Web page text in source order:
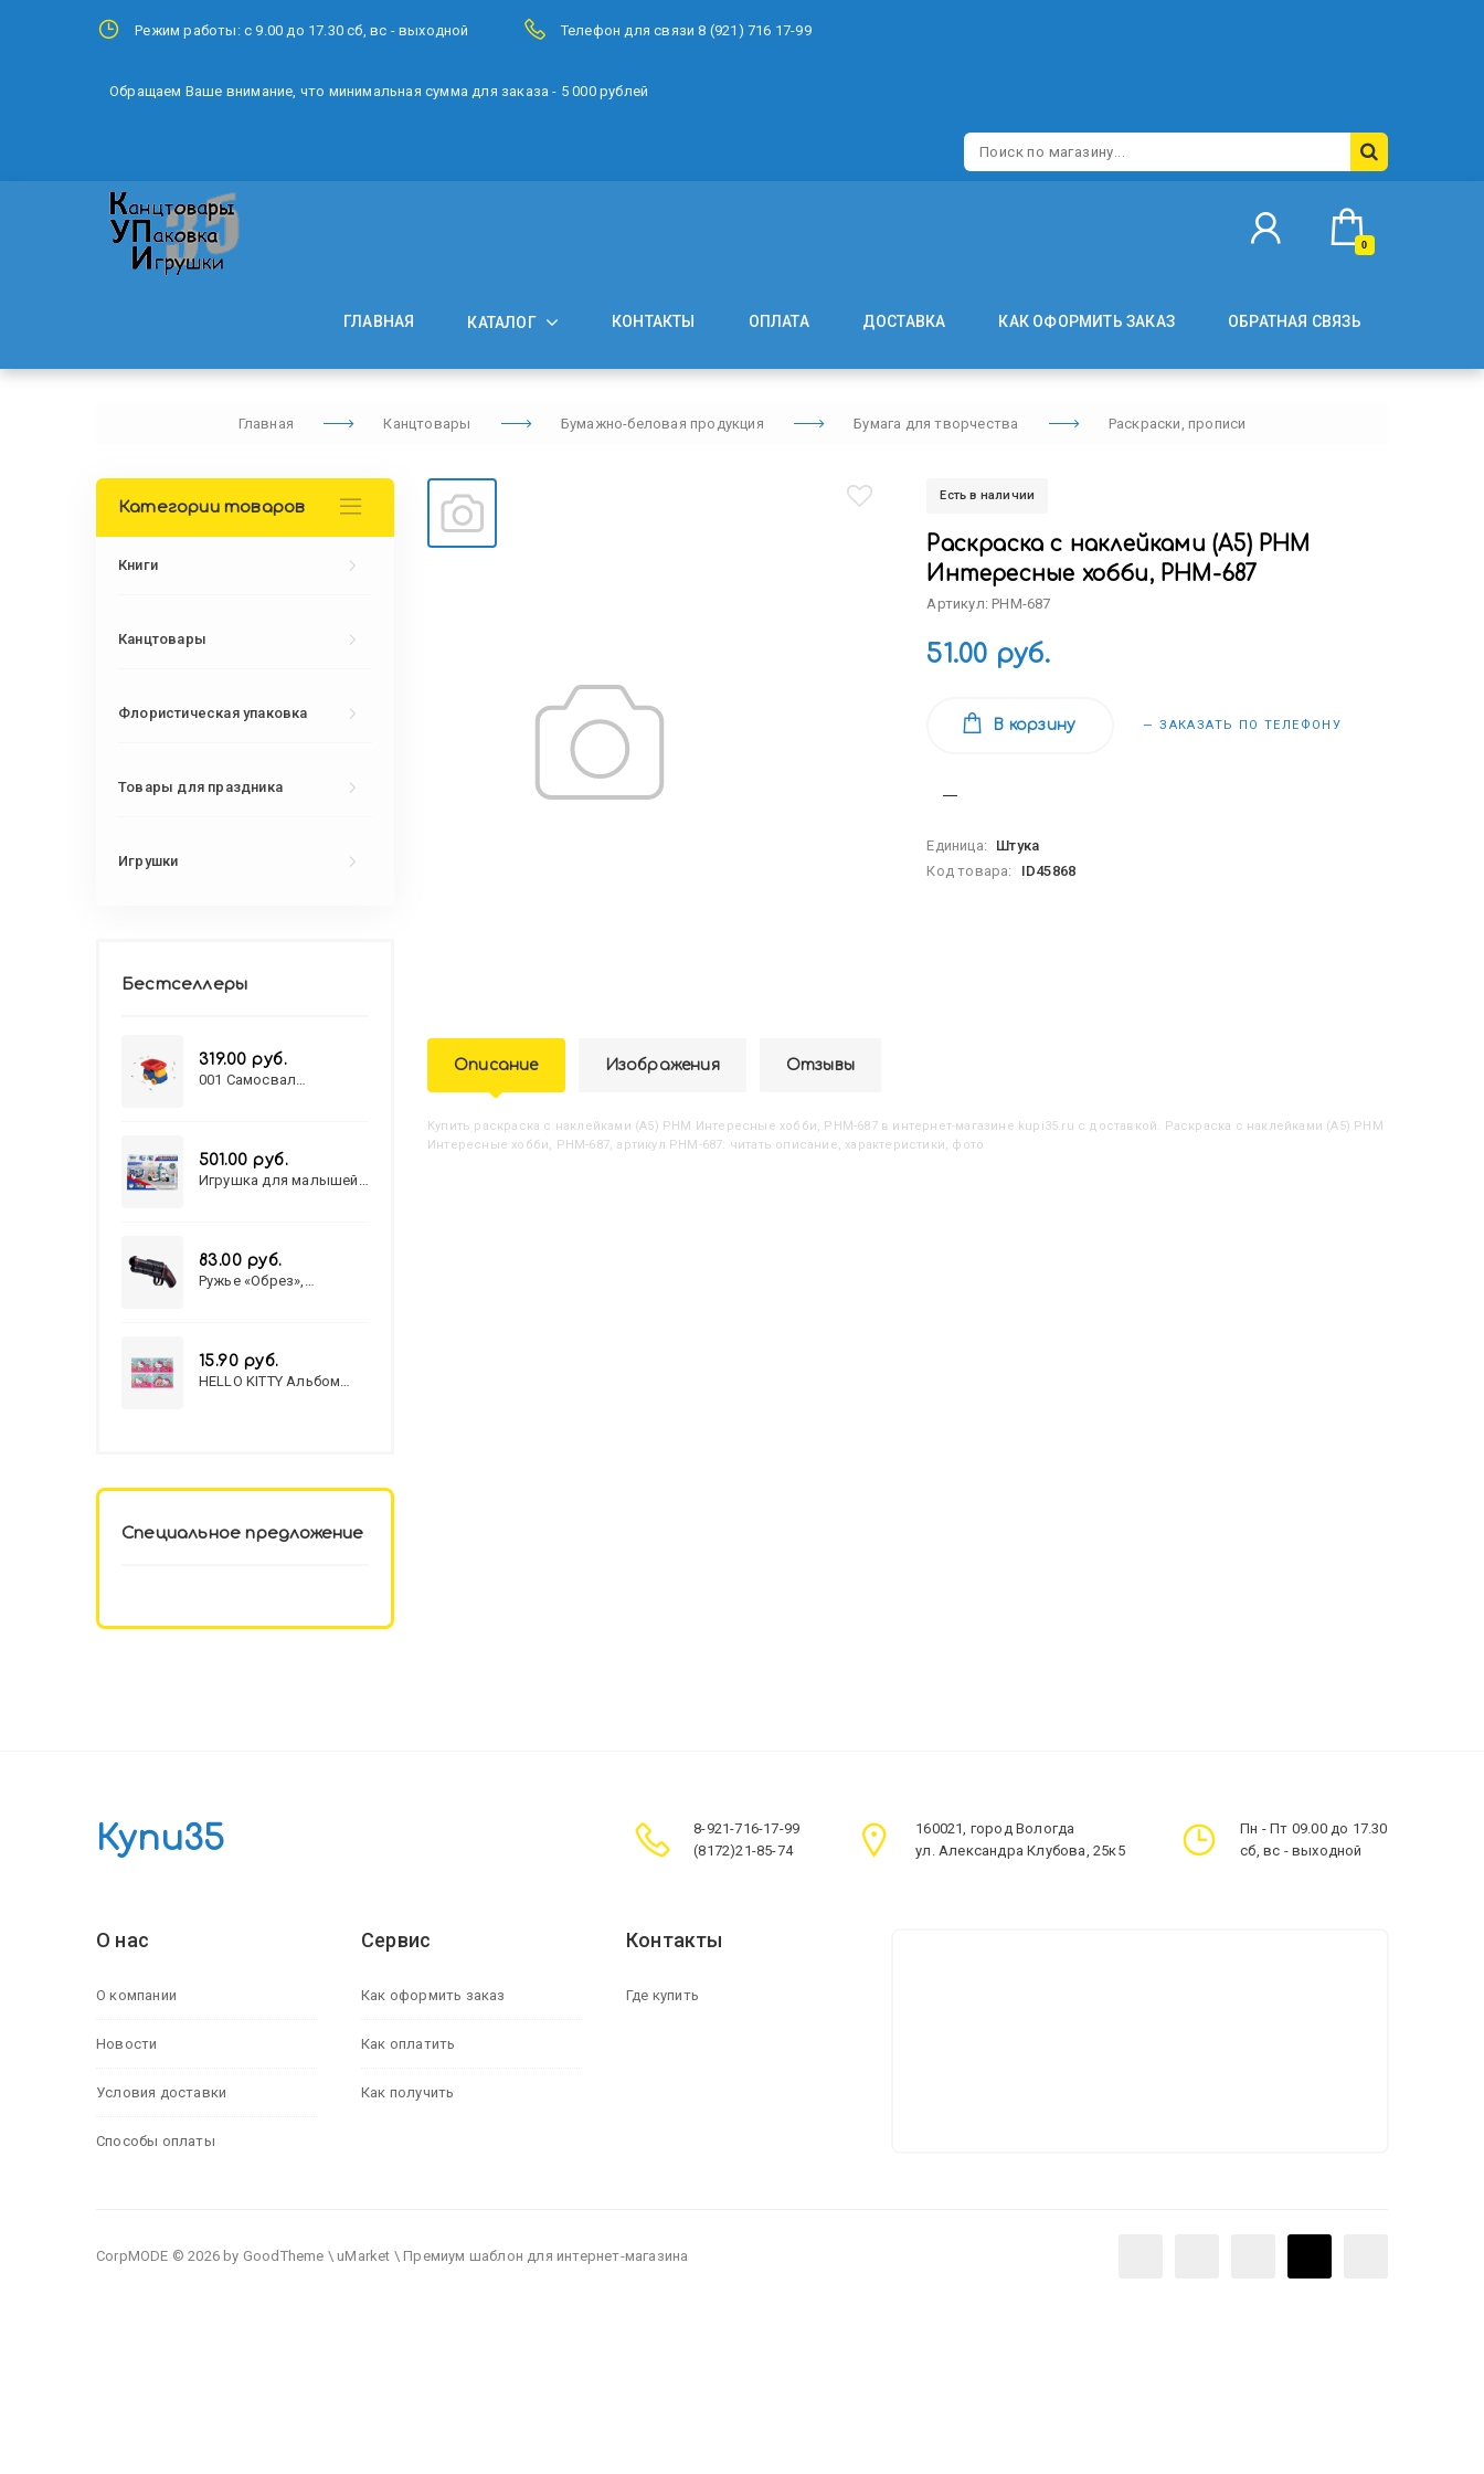
Режим работы: с 9.00 до 17.30 сб, вс - выходной Телефон для связи 8 (921) 716 17-99
Обращаем Ваше внимание, что минимальная сумма для заказа - 5 000 рублей
0
ГЛАВНАЯ КАТАЛОГ КОНТАКТЫ ОПЛАТА ДОСТАВКА КАК ОФОРМИТЬ ЗАКАЗ ОБРАТНАЯ СВЯЗЬ
Главная Канцтовары Бумажно-беловая продукция Бумага для творчества Раскраски, прописи
Есть в наличии
Раскраска с наклейками (А5) РНМ
Интересные хобби, РНМ-687
Артикул: РНМ-687
51.00 руб.
В корзину — ЗАКАЗАТЬ ПО ТЕЛЕФОНУ
Единица:
Штука
Код товара:
ID45868
Описание Изображения Отзывы
Купить Раскраска с наклейками (А5) РНМ Интересные хобби, РНМ-687в интернет-магазине kupi35.ru с доставкой. Раскраска с наклейками (А5) РНМ
Интересные хобби, РНМ-687, артикул РНМ-687: читать описание, характеристики, фото
Категории товаров
Книги
Канцтовары
Флористическая упаковка
Товары для праздника
Игрушки
Бестселлеры
319.00 руб.
001 Самосвал
501.00 руб.
Игрушка для малышей
83.00 руб.
Ружье «Обрез»,
15.90 руб.
HELLO KITTY Альбом
Специальное предложение
Купи35
8-921-716-17-99
(8172)21-85-74
160021, город Вологда
ул. Александра Клубова, 25к5
Пн - Пт 09.00 до 17.30
сб, вс - выходной
О нас
О компании
Новости
Условия доставки
Способы оплаты
Сервис
Как оформить заказ
Как оплатить
Как получить
Контакты
Где купить
CorpMODE © 2026 by GoodTheme \ uMarket \ Премиум шаблон для интернет-магазина